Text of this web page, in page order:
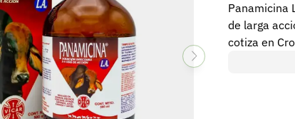
Panamicina
de larga
cotiza en